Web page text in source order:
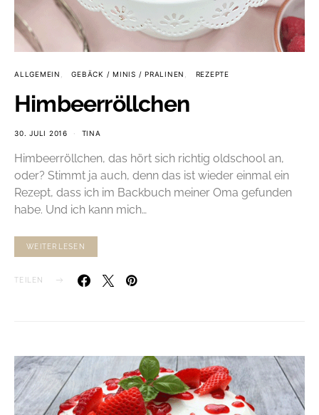
ALLGEMEIN GEBÄCK / MINIS / PRALINEN REZEPTE
Himbeerröllchen
30. JULI 2016 TINA
Himbeerröllchen, das hört sich richtig oldschool an,
oder? Stimmt ja auch, denn das ist wieder einmal ein
Rezept, dass ich im Backbuch meiner Oma gefunden
habe. Und ich kann mich…
WEITERLESEN
TEILEN